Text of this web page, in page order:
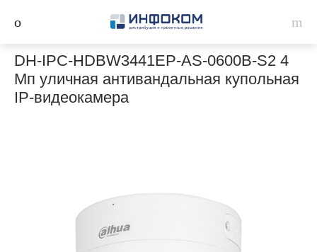
DH-IPC-HDBW3441EP-AS-0600B-S2 4
Мп уличная антивандальная купольная
IP-видеокамера